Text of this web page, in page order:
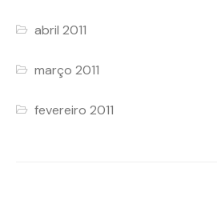
abril 2011
março 2011
fevereiro 2011